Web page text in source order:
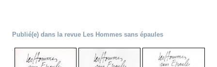
Publié(e) dans la revue Les Hommes sans épaules